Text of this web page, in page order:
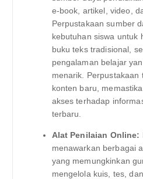
e-book, artikel, video,
Perpustakaan sumber
kebutuhan siswa untuk
buku teks tradisional,
pengalaman belajar
menarik.
konten baru,
akses terhadap
terbaru.
Alat Penilaian Online:
menawarkan berbagai
yang memungkinkan
mengelola kuis, tes,